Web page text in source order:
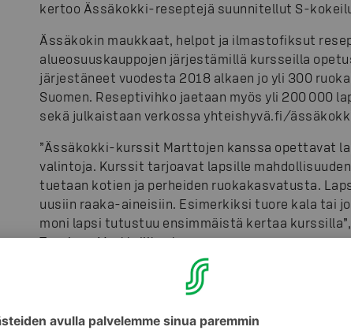
kertoo Ässäkokki-reseptejä suunnitellut S-
Ässäkokin maukkaat, helpot ja ilmastofiksut
alueosuuskauppojen järjestämillä kursseilla
järjestäneet vuodesta 2018 alkaen jo yli 300
Suomen. Reseptivihko jaetaan myös yli 200 000
sekä julkaistaan verkossa yhteishyvä.fi/
”Ässäkokki-kurssit Marttojen kanssa opettavat
valintoja. Kurssit tarjoavat lapsille
tuetaan kotien ja perheiden ruokakasvatusta.
uusiin raaka-aineisiin. Esimerkiksi tuore kala tai
moni lapsi tutustuu ensimmäistä kertaa
Tuovinen Marttaliitosta.
Ylihelpot kalapullat tai herkkusuun
Ässäkokki-reseptit kannustavat kokeilemaan